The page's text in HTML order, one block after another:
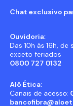
Chat exclusivo
Ouvidoria:
Das 10h às 16h,
exceto feriados
0800 727 0132
Alô Ética:
Canais de acesso: